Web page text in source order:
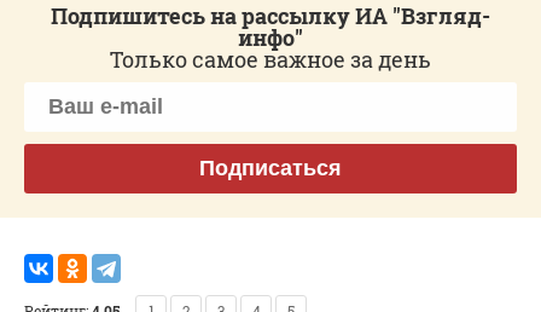
Подпишитесь на рассылку ИА "Взгляд-
инфо"
Только самое важное за день
Подписаться